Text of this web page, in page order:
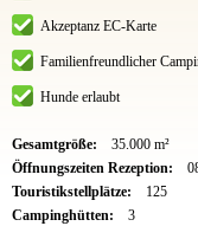
Akzeptanz EC-Karte
Familienfreundlicher
Hunde erlaubt
Gesamtgröße:
35.000 m²
Öffnungszeiten Rezeption:
Touristikstellplätze:
125
Campinghütten:
3